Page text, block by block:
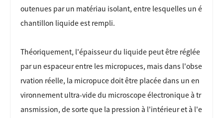
outenues par un matériau isolant, entre lesquelles un é
chantillon liquide est rempli.
Théoriquement, l'épaisseur du liquide peut être réglée
par un espaceur entre les micropuces, mais dans l'obse
rvation réelle, la micropuce doit être placée dans un en
vironnement ultra-vide du microscope électronique à tr
ansmission, de sorte que la pression à l'intérieur et à l'e